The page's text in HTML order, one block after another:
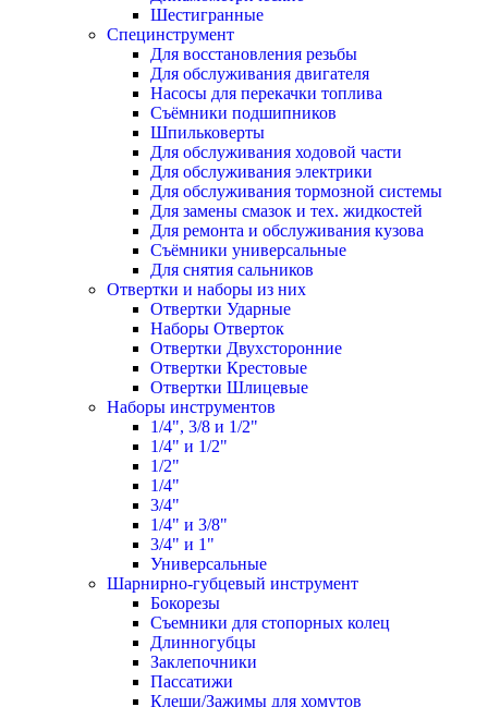
Шестигранные
Специнструмент
Для восстановления резьбы
Для обслуживания двигателя
Насосы для перекачки топлива
Съёмники подшипников
Шпильковерты
Для обслуживания ходовой части
Для обслуживания электрики
Для обслуживания тормозной системы
Для замены смазок и тех. жидкостей
Для ремонта и обслуживания кузова
Съёмники универсальные
Для снятия сальников
Отвертки и наборы из них
Отвертки Ударные
Наборы Отверток
Отвертки Двухсторонние
Отвертки Крестовые
Отвертки Шлицевые
Наборы инструментов
1/4", 3/8 и 1/2"
1/4" и 1/2"
1/2"
1/4"
3/4"
1/4" и 3/8"
3/4" и 1"
Универсальные
Шарнирно-губцевый инструмент
Бокорезы
Съемники для стопорных колец
Длинногубцы
Заклепочники
Пассатижи
Клещи/Зажимы для хомутов